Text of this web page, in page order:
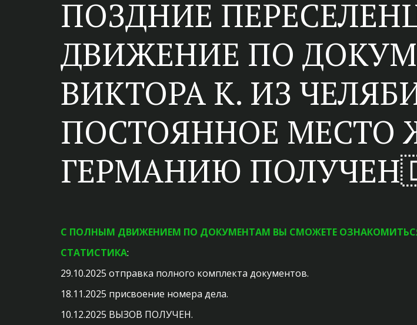
ПОЗДНИЕ
ДВИЖЕНИЕ ПО
ВИКТОРА К. ИЗ
ПОСТОЯННОЕ МЕСТО
ГЕРМАНИЮ
С ПОЛНЫМ ДВИЖЕНИЕМ ПО ДОКУМЕНТАМ ВЫ СМОЖЕТЕ
СТАТИСТИКА:
29.10.2025 отправка полного комплекта документов.
18.11.2025 присвоение номера дела.
10.12.2025 ВЫЗОВ ПОЛУЧЕН.